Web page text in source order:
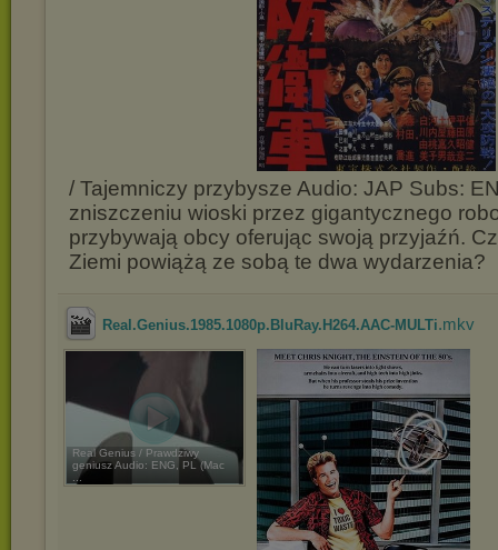
/ Tajemniczy przybysze Audio: JAP Subs:
zniszczeniu wioski przez gigantycznego
przybywają obcy oferując swoją przyjaźń.
Ziemi powiążą ze sobą te dwa wydarzenia?
Real.Genius.1985.1080p.BluRay.H264.AAC-MULTi.mkv
Real Genius / Prawdziwy
geniusz Audio: ENG, PL (Mac
...